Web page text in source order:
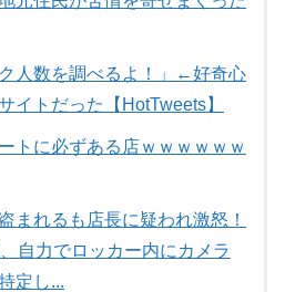
ク人数を調べるよ！」←好奇心
イトだった【HotTweets】
トに必ずある店ｗｗｗｗｗｗ
まれるも店長に疑われ激怒！
自力でロッカー内にカメラ
定し...